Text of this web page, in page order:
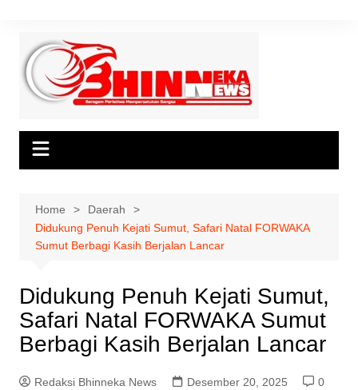
content
Home
Daerah
Didukung Penuh Kejati Sumut, Safari Natal FORWAKA
Sumut Berbagi Kasih Berjalan Lancar
Didukung Penuh Kejati Sumut,
Safari Natal FORWAKA Sumut
Berbagi Kasih Berjalan Lancar
Redaksi Bhinneka News Desember 20, 2025
0